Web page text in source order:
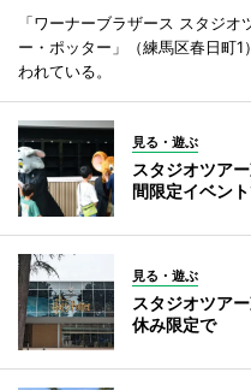
「ワーナーブラザース スタジ
ー・ポッター」（練馬区春日町
われている。
見る・遊ぶ
スタジオツア
間限定イベン
見る・遊ぶ
スタジオツア
休み限定で